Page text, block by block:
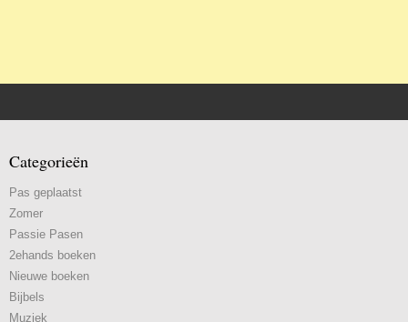
Categorieën
Pas geplaatst
Zomer
Passie Pasen
2ehands boeken
Nieuwe boeken
Bijbels
Muziek